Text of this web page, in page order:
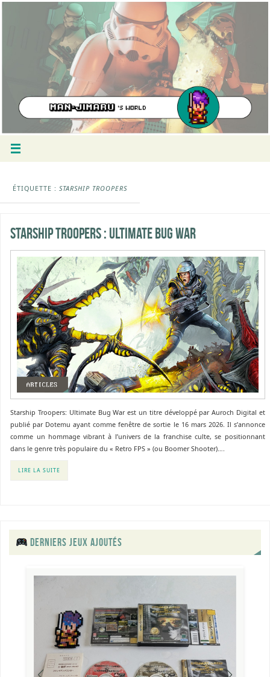
ÉTIQUETTE : STARSHIP TROOPERS
Starship Troopers : Ultimate Bug War
Starship Troopers: Ultimate Bug War est un titre développé par Auroch Digital et
publié par Dotemu ayant comme fenêtre de sortie le 16 mars 2026. Il s’annonce
comme un hommage vibrant à l’univers de la franchise culte, se positionnant
dans le genre très populaire du « Retro FPS » (ou Boomer Shooter)….
LIRE LA SUITE
DERNIERS JEUX AJOUTÉS